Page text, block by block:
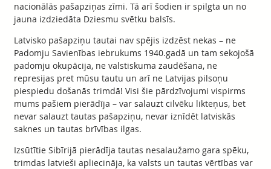
nacionālās pašapziņas zīmi. Tā arī šodien ir spilgta un no
jauna izdziedāta Dziesmu svētku balsīs.
Latvisko pašapziņu tautai nav spējis izdzēst nekas – ne
Padomju Savienības iebrukums 1940.gadā un tam sekojošā
padomju okupācija, ne valstiskuma zaudēšana, ne
represijas pret mūsu tautu un arī ne Latvijas pilsoņu
piespiedu došanās trimdā! Visi šie pārdzīvojumi vispirms
mums pašiem pierādīja – var salauzt cilvēku likteņus, bet
nevar salauzt tautas pašapziņu, nevar iznīdēt latviskās
saknes un tautas brīvības ilgas.
Izsūtītie Sibīrijā pierādīja tautas nesalaužamo gara spēku,
trimdas latvieši apliecināja, ka valsts un tautas vērtības var